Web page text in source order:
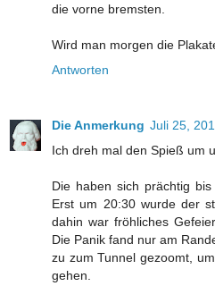
die vorne bremsten.
Wird man morgen die
Antworten
Die Anmerkung Juli 25,
Ich dreh mal den Spieß um
Die haben sich prächtig
Erst um 20:30 wurde der
dahin war fröhliches
Die Panik fand nur am
zu zum Tunnel gezoomt,
gehen.